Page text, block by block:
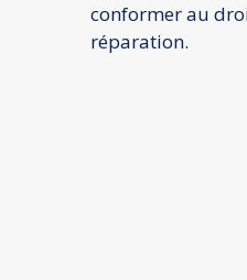
conformer au
réparation.